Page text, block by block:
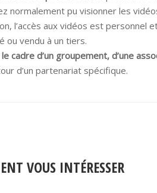
normalement pu visionner les
l’accès aux vidéos est personnel
ou vendu à un tiers.
d’un groupement, d’une
d’un partenariat spécifique.
VOUS INTÉRESSER